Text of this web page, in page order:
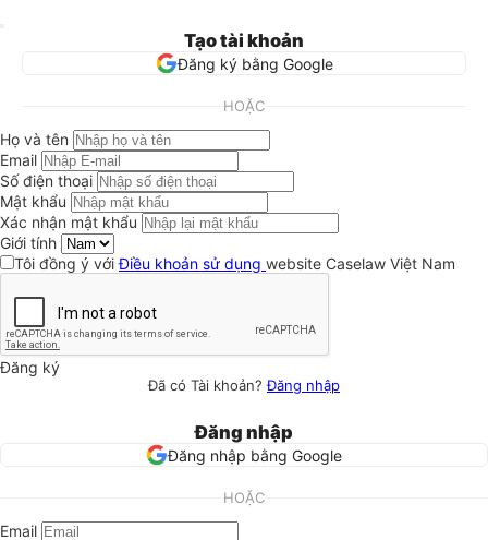
Tạo tài khoản
Đăng ký bằng Google
HOẶC
Họ và tên
Email
Số điện thoại
Mật khẩu
Xác nhận mật khẩu
Giới tính
Tôi đồng ý vớiĐiều khoản sử dụng website Caselaw Việt Nam
Đăng ký
Đã có Tài khoản?Đăng nhập
Đăng nhập
Đăng nhập bằng Google
HOẶC
Email